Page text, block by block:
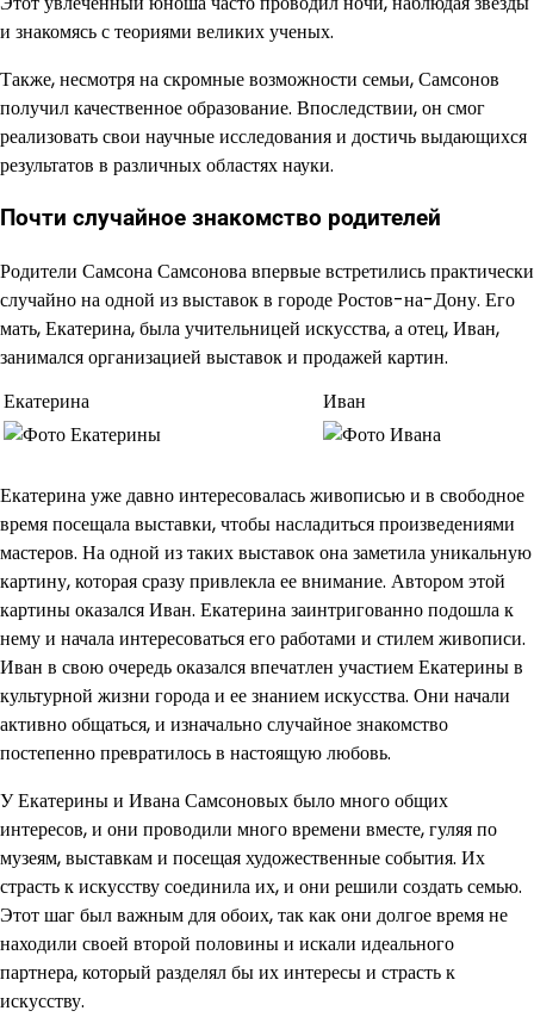
и знакомясь с теориями великих ученых.
Также, несмотря на скромные возможности семьи, Самсонов
получил качественное образование. Впоследствии, он смог
реализовать свои научные исследования и достичь выдающихся
результатов в различных областях науки.
Почти случайное знакомство родителей
Родители Самсона Самсонова впервые встретились практически
случайно на одной из выставок в городе Ростов-на-Дону. Его
мать, Екатерина, была учительницей искусства, а отец, Иван,
занимался организацией выставок и продажей картин.
Екатерина
Иван
Екатерина уже давно интересовалась живописью и в свободное
время посещала выставки, чтобы насладиться произведениями
мастеров. На одной из таких выставок она заметила уникальную
картину, которая сразу привлекла ее внимание. Автором этой
картины оказался Иван. Екатерина заинтригованно подошла к
нему и начала интересоваться его работами и стилем живописи.
Иван в свою очередь оказался впечатлен участием Екатерины в
культурной жизни города и ее знанием искусства. Они начали
активно общаться, и изначально случайное знакомство
постепенно превратилось в настоящую любовь.
У Екатерины и Ивана Самсоновых было много общих
интересов, и они проводили много времени вместе, гуляя по
музеям, выставкам и посещая художественные события. Их
страсть к искусству соединила их, и они решили создать семью.
Этот шаг был важным для обоих, так как они долгое время не
находили своей второй половины и искали идеального
партнера, который разделял бы их интересы и страсть к
искусству.